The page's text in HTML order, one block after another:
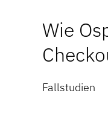
Wie
Fallstudien